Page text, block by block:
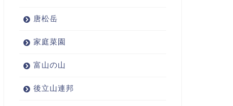
唐松岳
家庭菜園
富山の山
後立山連邦